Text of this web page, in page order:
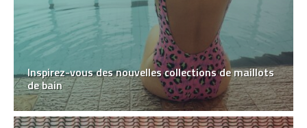
Inspirez-vous des nouvelles collections de maillots
de bain